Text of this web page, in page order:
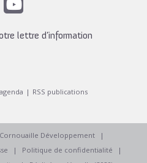
lettre d’information
RSS publications
Développement
Politique de confidentialité